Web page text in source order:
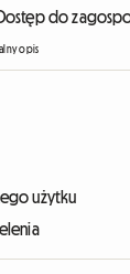
do
opis
użytku